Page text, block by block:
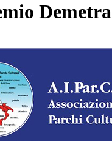
Demetra